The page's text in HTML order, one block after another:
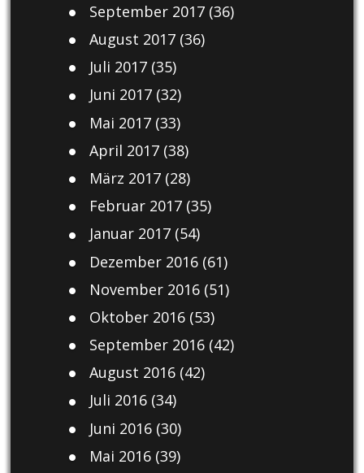
September 2017(36)
August 2017(36)
Juli 2017(35)
Juni 2017(32)
Mai 2017(33)
April 2017(38)
März 2017(28)
Februar 2017(35)
Januar 2017(54)
Dezember 2016(61)
November 2016(51)
Oktober 2016(53)
September 2016(42)
August 2016(42)
Juli 2016(34)
Juni 2016(30)
Mai 2016(39)